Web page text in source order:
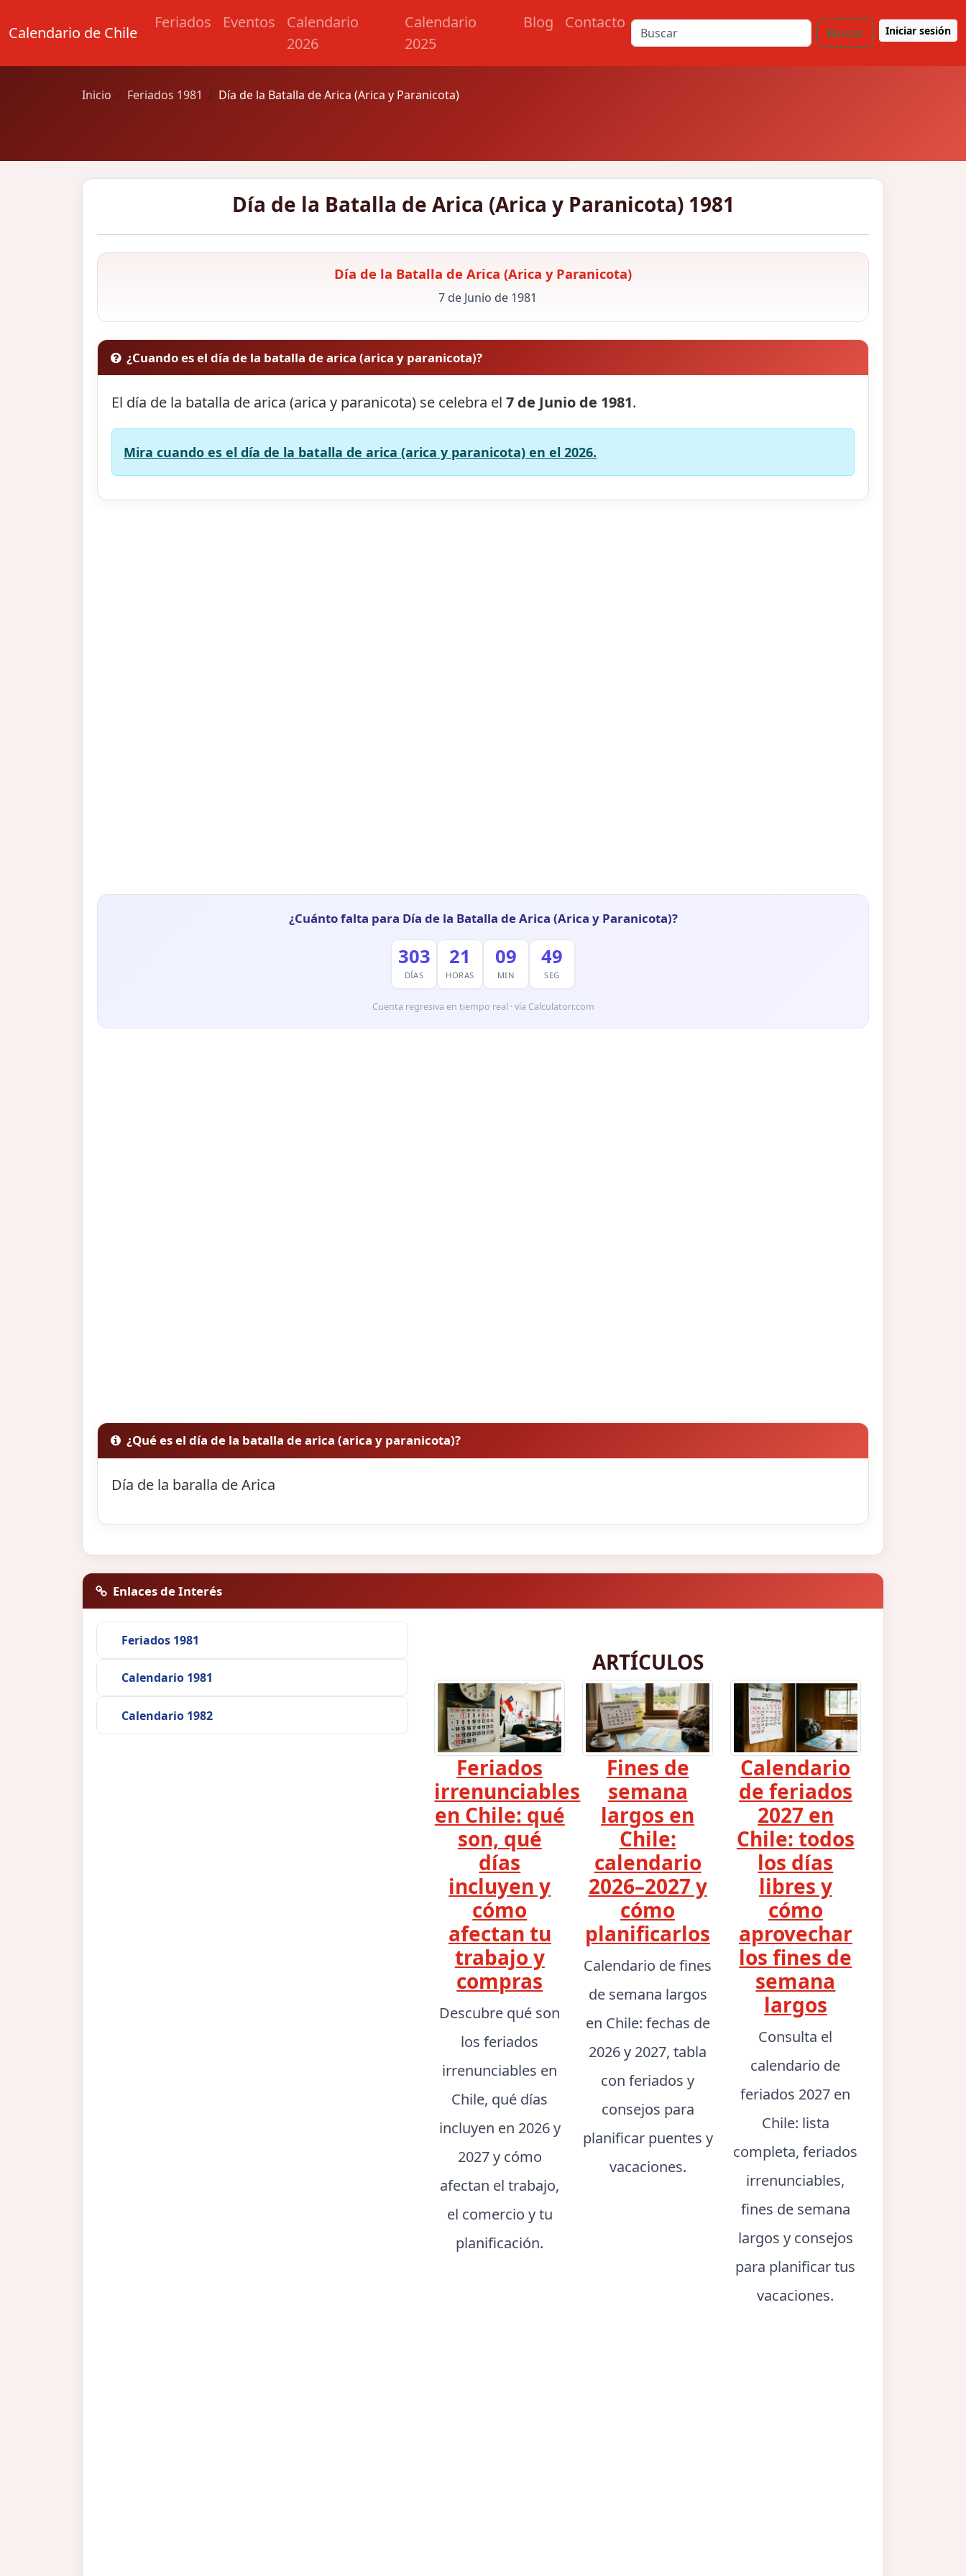
Calendario de Chile
Feriados Eventos
Calendario
2026
Calendario
2025
Blog Contacto
Buscar Iniciar sesión
Inicio Feriados 1981 Día de la Batalla de Arica (Arica y Paranicota)
Día de la Batalla de Arica (Arica y Paranicota) 1981
Día de la Batalla de Arica (Arica y Paranicota)
7 de Junio de 1981
¿Cuando es el día de la batalla de arica (arica y paranicota)?
El día de la batalla de arica (arica y paranicota) se celebra el7 de Junio de 1981.
Mira cuando es el día de la batalla de arica (arica y paranicota) en el 2026.
¿Cuánto falta para Día de la Batalla de Arica (Arica y Paranicota)?
303
DÍAS
21
HORAS
09
MIN
48
SEG
Cuenta regresiva en tiempo real · vía Calculatorr.com
¿Qué es el día de la batalla de arica (arica y paranicota)?
Día de la baralla de Arica
Enlaces de Interés
Feriados 1981
Calendario 1981
Calendario 1982
ARTÍCULOS
Feriados
irrenunciables
en Chile: qué
son, qué
días
incluyen y
cómo
afectan tu
trabajo y
compras
Descubre qué son
los feriados
irrenunciables en
Chile, qué días
incluyen en 2026 y
2027 y cómo
afectan el trabajo,
el comercio y tu
planificación.
Fines de
semana
largos en
Chile:
calendario
2026–2027 y
cómo
planificarlos
Calendario de fines
de semana largos
en Chile: fechas de
2026 y 2027, tabla
con feriados y
consejos para
planificar puentes y
vacaciones.
Calendario
de feriados
2027 en
Chile: todos
los días
libres y
cómo
aprovechar
los fines de
semana
largos
Consulta el
calendario de
feriados 2027 en
Chile: lista
completa, feriados
irrenunciables,
fines de semana
largos y consejos
para planificar tus
vacaciones.